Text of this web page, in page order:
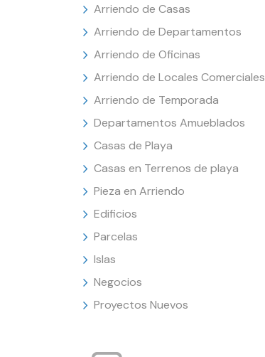
Arriendo de Casas
Arriendo de Departamentos
Arriendo de Oficinas
Arriendo de Locales Comerciales
Arriendo de Temporada
Departamentos Amueblados
Casas de Playa
Casas en Terrenos de playa
Pieza en Arriendo
Edificios
Parcelas
Islas
Negocios
Proyectos Nuevos